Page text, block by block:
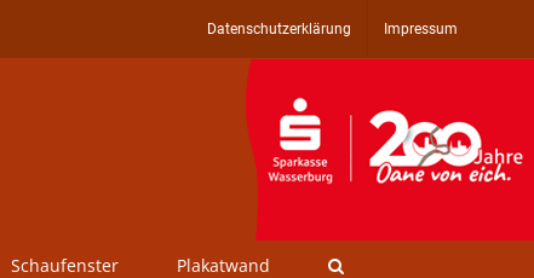
Datenschutzerklärung Impressum
Schaufenster Plakatwand